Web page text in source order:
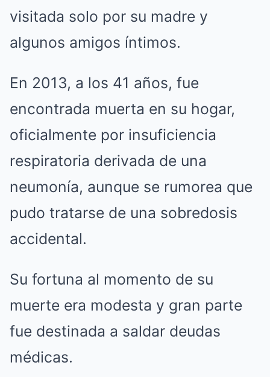
visitada solo por su madre y
algunos amigos íntimos.
En 2013, a los 41 años, fue
encontrada muerta en su hogar,
oficialmente por insuficiencia
respiratoria derivada de una
neumonía, aunque se rumorea que
pudo tratarse de una sobredosis
accidental.
Su fortuna al momento de su
muerte era modesta y gran parte
fue destinada a saldar deudas
médicas.